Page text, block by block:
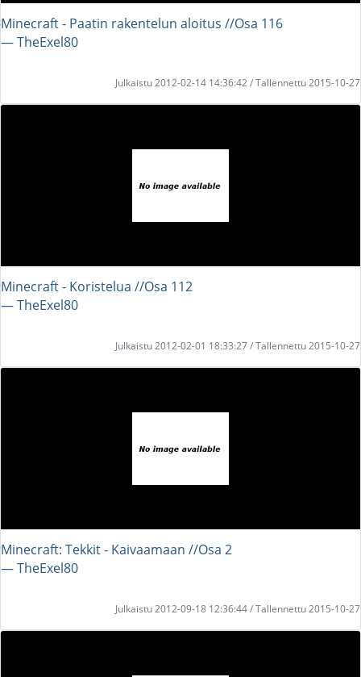
Minecraft - Paatin rakentelun aloitus //Osa 116
― TheExel80
Julkaistu 2012-02-14 14:36:42 / Tallennettu 2015-10-27
Minecraft - Koristelua //Osa 112
― TheExel80
Julkaistu 2012-02-01 18:33:27 / Tallennettu 2015-10-27
Minecraft: Tekkit - Kaivaamaan //Osa 2
― TheExel80
Julkaistu 2012-09-18 12:36:44 / Tallennettu 2015-10-27